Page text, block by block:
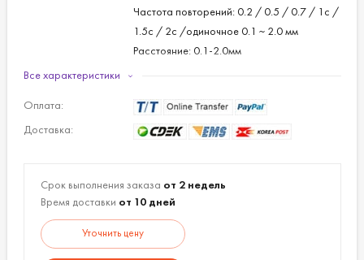
Частота повторений: 0.2 / 0.5 / 0.7 / 1с /
1.5с / 2с /одиночное 0.1 ~ 2.0 мм
Расстояние: 0.1-2.0мм
Охлаждение: Воздушное охлаждение
Размеры (ШхДхВ), мм : 290x540x825
количестве.
Доставка по всему миру.
Цены обсуждаемы.
Все характеристики
Оплата:
Доставка:
Срок выполнения заказа от 2 недель
Время доставки от 10 дней
Уточнить цену